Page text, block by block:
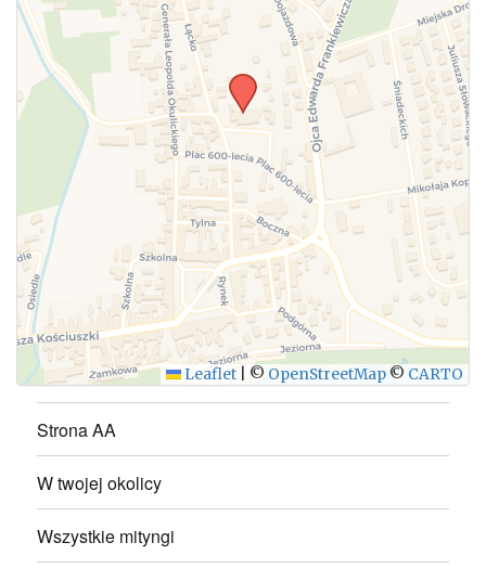
WYŚLIJ
Leaflet © OpenStreetMap © CARTO
Strona AA
W twojej okolicy
Wszystkie mityngi